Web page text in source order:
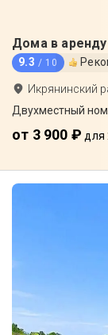
Дома в
9.3 / 10
Икрянинский
Двухместный
от 3 900 ₽ для